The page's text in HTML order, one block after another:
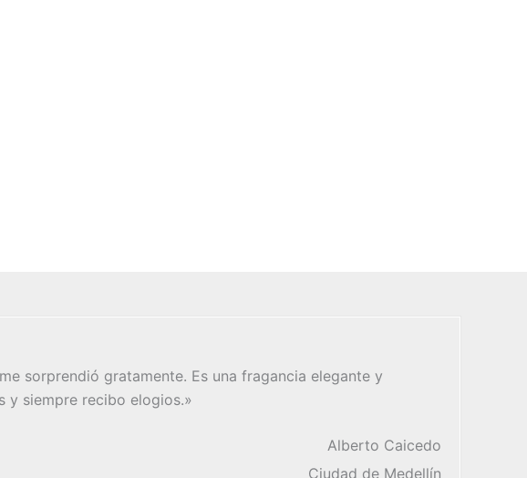
sorprendió gratamente. Es una fragancia elegante y
y siempre recibo elogios.»
Alberto Caicedo
Ciudad de Medellín